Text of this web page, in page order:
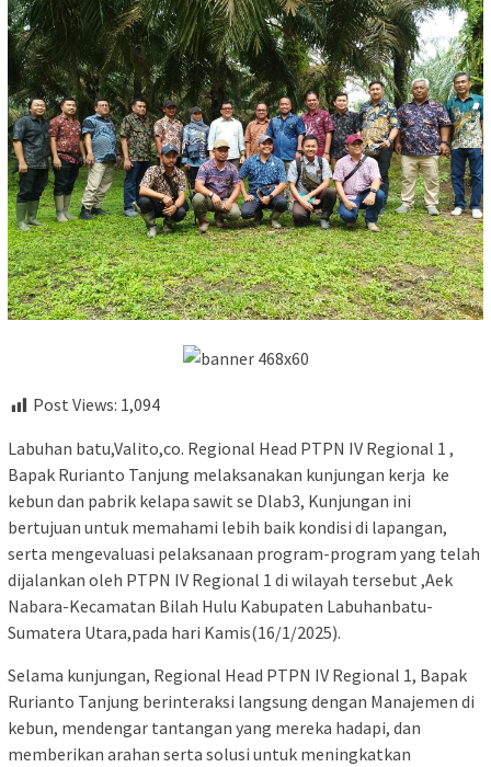
Post Views: 1,094
Labuhan batu,Valito,co. Regional Head PTPN IV Regional 1 ,
Bapak Rurianto Tanjung melaksanakan kunjungan kerja ke
kebun dan pabrik kelapa sawit se Dlab3, Kunjungan ini
bertujuan untuk memahami lebih baik kondisi di lapangan,
serta mengevaluasi pelaksanaan program-program yang telah
dijalankan oleh PTPN IV Regional 1 di wilayah tersebut ,Aek
Nabara-Kecamatan Bilah Hulu Kabupaten Labuhanbatu-
Sumatera Utara,pada hari Kamis(16/1/2025).
Selama kunjungan, Regional Head PTPN IV Regional 1, Bapak
Rurianto Tanjung berinteraksi langsung dengan Manajemen di
kebun, mendengar tantangan yang mereka hadapi, dan
memberikan arahan serta solusi untuk meningkatkan